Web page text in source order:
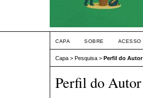
CAPA SOBRE ACESSO
Capa > Pesquisa > Perfil do Autor
Perfil do Autor